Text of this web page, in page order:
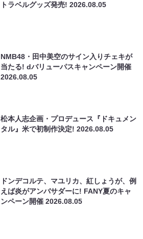
トラベルグッズ発売!2026.08.05
NMB48・田中美空のサイン入りチェキが
当たる! dバリューパスキャンペーン開催
2026.08.05
松本人志企画・プロデュース『ドキュメン
タル』米で初制作決定!2026.08.05
ドンデコルテ、マユリカ、紅しょうが、例
えば炎がアンバサダーに! FANY夏のキャ
ンペーン開催2026.08.05